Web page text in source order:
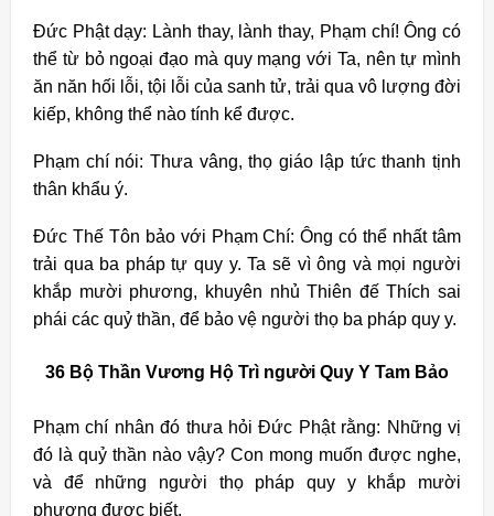
Đức Phật dạy: Lành thay, lành thay, Phạm chí! Ông có
thể từ bỏ ngoại đạo mà quy mạng với Ta, nên tự mình
ăn năn hối lỗi, tội lỗi của sanh tử, trải qua vô lượng đời
kiếp, không thể nào tính kể được.
Phạm chí nói: Thưa vâng, thọ giáo lập tức thanh tịnh
thân khẩu ý.
Đức Thế Tôn bảo với Phạm Chí: Ông có thể nhất tâm
trải qua ba pháp tự quy y. Ta sẽ vì ông và mọi người
khắp mười phương, khuyên nhủ Thiên đế Thích sai
phái các quỷ thần, để bảo vệ người thọ ba pháp quy y.
36 Bộ Thần Vương Hộ Trì người Quy Y Tam Bảo
Phạm chí nhân đó thưa hỏi Đức Phật rằng: Những vị
đó là quỷ thần nào vậy? Con mong muốn được nghe,
và để những người thọ pháp quy y khắp mười
phương được biết.